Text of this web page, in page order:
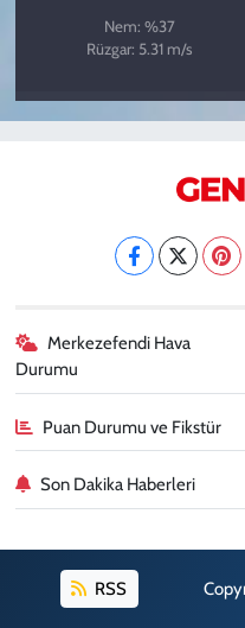
Nem: %37
Rüzgar: 5.31 m/s
Merkezefendi Hava
Durumu
Puan Durumu ve Fikstür
Son Dakika Haberleri
RSS